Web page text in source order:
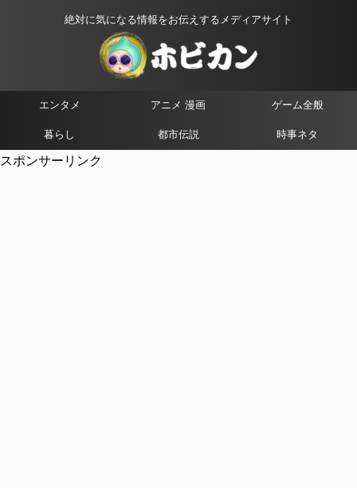
絶対に気になる情報をお伝えするメディアサイト
エンタメ アニメ 漫画 ゲーム全般
暮らし 都市伝説 時事ネタ
スポンサーリンク